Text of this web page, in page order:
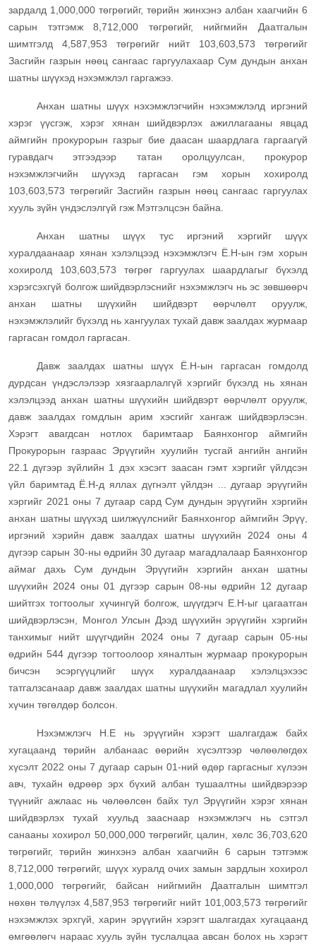
зардалд 1,000,000 төгрөгийг, төрийн жинхэнэ албан хаагчийн 6
сарын тэтгэмж 8,712,000 төгрөгийг, нийгмийн Даатгалын
шимтгэлд 4,587,953 төгрөгийг нийт 103,603,573 төгрөгийг
Засгийн газрын нөөц сангаас гаргуулахаар Сум дундын анхан
шатны шүүхэд нэхэмжлэл гаргажээ.
Анхан шатны шүүх нэхэмжлэгчийн нэхэмжлэлд иргэний
хэрэг үүсгэж, хэрэг хянан шийдвэрлэх ажиллагааны явцад
аймгийн прокурорын газрыг бие даасан шаардлага гаргаагүй
гуравдагч этгээдээр татан оролцуулсан, прокурор
нэхэмжлэгчийн шүүхэд гаргасан гэм хорын хохиролд
103,603,573 төгрөгийг Засгийн газрын нөөц сангаас гаргуулах
хууль зүйн үндэслэлгүй гэж Мэтгэлцсэн байна.
Анхан шатны шүүх тус иргэний хэргийг шүүх
хуралдаанаар хянан хэлэлцээд нэхэмжлэгч Ё.Н-ын гэм хорын
хохиролд 103,603,573 төгрөг гаргуулах шаардлагыг бүхэлд
хэрэгсэхгүй болгож шийдвэрлэснийг нэхэмжлэгч нь эс зөвшөөрч
анхан шатны шүүхийн шийдвэрт өөрчлөлт оруулж,
нэхэмжлэлийг бүхэлд нь хангуулах тухай давж заалдах журмаар
гаргасан гомдол гаргасан.
Давж заалдах шатны шүүх Ё.Н-ын гаргасан гомдолд
дурдсан үндэслэлээр хязгаарлалгүй хэргийг бүхэлд нь хянан
хэлэлцээд анхан шатны шүүхийн шийдвэрт өөрчлөлт оруулж,
давж заалдах гомдлын арим хэсгийг хангаж шийдвэрлэсэн.
Хэрэгт авагдсан нотлох баримтаар Баянхонгор аймгийн
Прокурорын газраас Эрүүгийн хуулийн тусгай ангийн ангийн
22.1 дүгээр зүйлийн 1 дэх хэсэгт заасан гэмт хэргийг үйлдсэн
үйл баримтад Ё.Н-д яллах дүгнэлт үйлдэн ... дугаар эрүүгийн
хэргийг 2021 оны 7 дугаар сард Сум дундын эрүүгийн хэргийн
анхан шатны шүүхэд шилжүүлснийг Баянхонгор аймгийн Эрүү,
иргэний хэрийн давж заалдах шатны шүүхийн 2024 оны 4
дүгээр сарын 30-ны өдрийн 30 дугаар магадлалаар Баянхонгор
аймаг дахь Сум дундын Эрүүгийн хэргийн анхан шатны
шүүхийн 2024 оны 01 дүгээр сарын 08-ны өдрийн 12 дугаар
шийтгэх тогтоолыг хүчингүй болгож, шүүгдэгч Е.Н-ыг цагаатган
шийдвэрлэсэн, Монгол Улсын Дээд шүүхийн эрүүгийн хэргийн
танхимыг нийт шүүгчдийн 2024 оны 7 дугаар сарын 05-ны
өдрийн 544 дүгээр тогтоолоор хяналтын журмаар прокурорын
бичсэн эсэргүүцлийг шүүх хуралдаанаар хэлэлцэхээс
татгалзсанаар давж заалдах шатны шүүхийн магадлал хуулийн
хүчин төгөлдөр болсон.
Нэхэмжлэгч Н.Е нь эрүүгийн хэрэгт шалгагдаж байх
хугацаанд төрийн албанаас өөрийн хүсэлтээр чөлөөлөгдөх
хүсэлт 2022 оны 7 дугаар сарын 01-ний өдөр гаргасныг хүлээн
авч, тухайн өдрөөр эрх бүхий албан тушаалтны шийдвэрээр
түүнийг ажлаас нь чөлөөлсөн байх тул Эрүүгийн хэрэг хянан
шийдвэрлэх тухай хуульд зааснаар нэхэмжлэгч нь сэтгэл
санааны хохирол 50,000,000 төгрөгийг, цалин, хөлс 36,703,620
төгрөгийг, төрийн жинхэнэ албан хаагчийн 6 сарын тэтгэмж
8,712,000 төгрөгийг, шүүх хуралд очих замын зардлын хохирол
1,000,000 төгрөгийг, байсан нийгмийн Даатгалын шимтгэл
нөхөн төлүүлэх 4,587,953 төгрөгийг нийт 101,003,573 төгрөгийг
нэхэмжлэх эрхгүй, харин эрүүгийн хэрэгт шалгагдах хугацаанд
өмгөөлөгч нараас хууль зүйн туслалцаа авсан болох нь хэрэгт